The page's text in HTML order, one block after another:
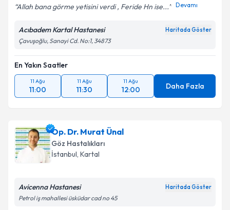
Allah bana görme yetisini verdi , Feride Hn ise... Devamı
Acıbadem Kartal Hastanesi Haritada Göster
Çavuşoğlu, Sanayi Cd. No:1, 34873
En Yakın Saatler
11 Ağu
11:00
11 Ağu
11:30
11 Ağu
12:00 Daha Fazla
Op. Dr. Murat Ünal
Göz Hastalıkları
İstanbul, Kartal
Avicenna Hastanesi Haritada Göster
Petrol iş mahallesi üsküdar cad no 45